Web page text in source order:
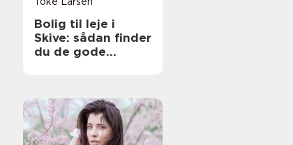
Bolig til leje i
Skive: sådan finder
du de gode